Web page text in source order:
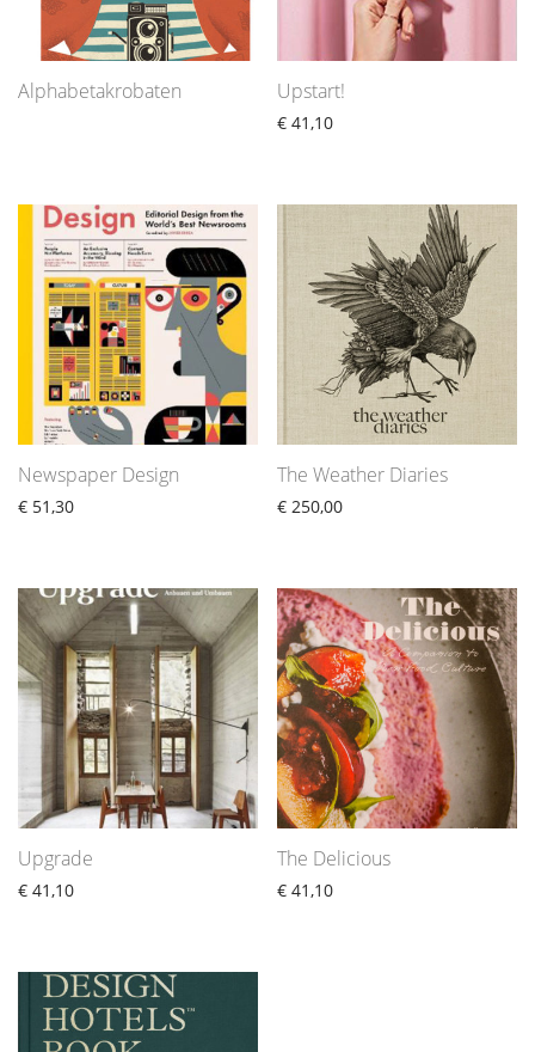
Alphabetakrobaten Upstart!
€ 41,10
Newspaper Design
€ 51,30
The Weather Diaries
€ 250,00
Upgrade
€ 41,10
The Delicious
€ 41,10